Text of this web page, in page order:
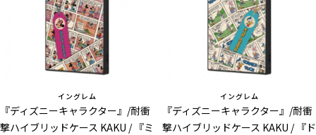
イングレム
『ディズニーキャラクター』/耐衝
撃ハイブリッドケース KAKU / 『ミ
イングレム
『ディズニーキャラクター』/耐衝
撃ハイブリッドケース KAKU / 『ド